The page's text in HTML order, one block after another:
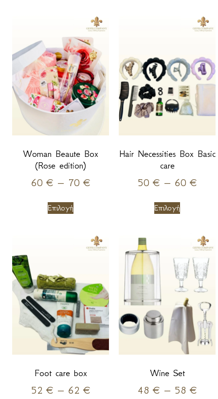
Woman Beaute Box
(Rose edition)
60 € – 70 €
Επιλογή
Hair Necessities Box Basic
care
50 € – 60 €
Επιλογή
Foot care box
52 € – 62 €
Wine Set
48 € – 58 €